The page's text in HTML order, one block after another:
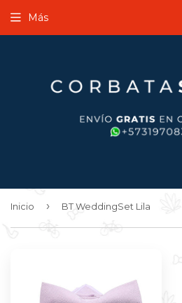
Más
Inicio › BT WeddingSet Lila